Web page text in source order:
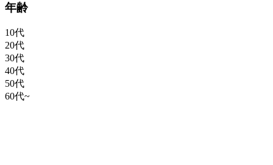
年齢
10代
20代
30代
40代
50代
60代~